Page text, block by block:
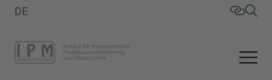
DE